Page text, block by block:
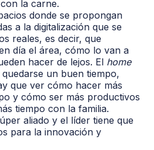
la carne.
donde se propongan
a la digitalización que se
reales, es decir, que
día el área, cómo lo van a
hacer de lejos. El home
un buen tiempo,
que ver cómo hacer más
y cómo ser más productivos
tiempo con la familia.
aliado y el líder tiene que
para la innovación y